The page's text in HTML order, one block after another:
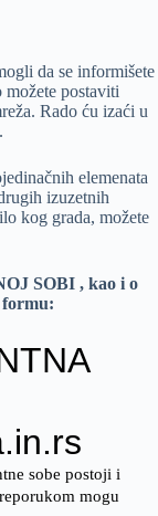
da se informišete
postaviti
Rado ću izaći u
elemenata
izuzetnih
kog grada, možete
SOBI , kao i o
formu: